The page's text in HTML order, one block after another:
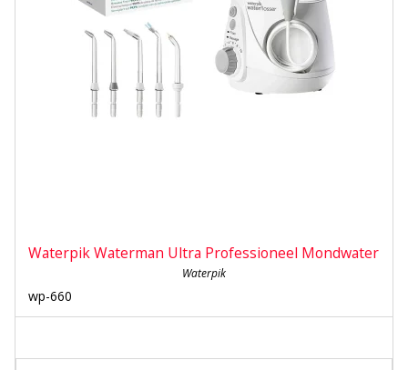
Waterpik Waterman Ultra Professioneel Mondwater
Waterpik
wp-660